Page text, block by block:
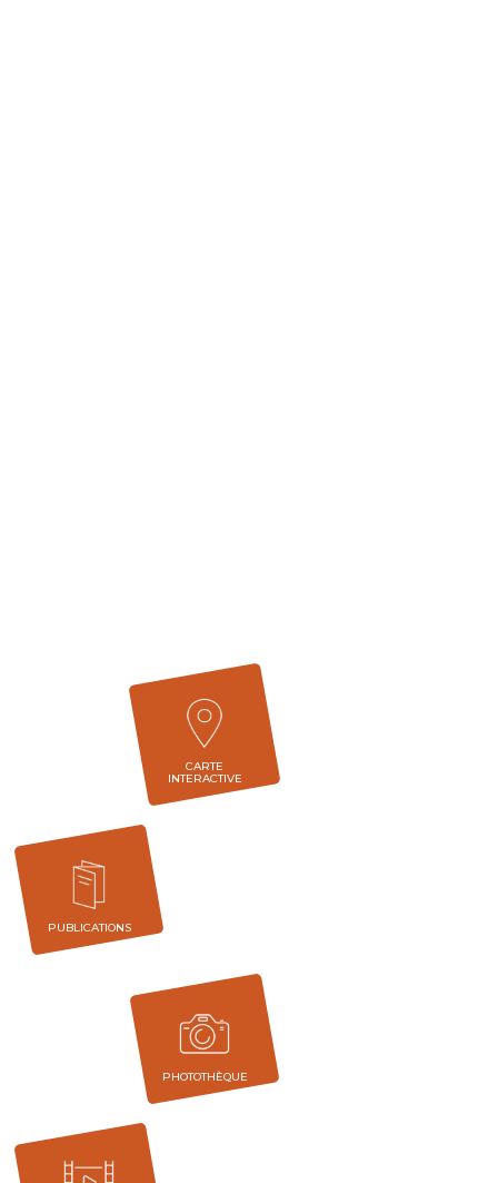
CARTE
INTERACTIVE
PUBLICATIONS
PHOTOTHÈQUE